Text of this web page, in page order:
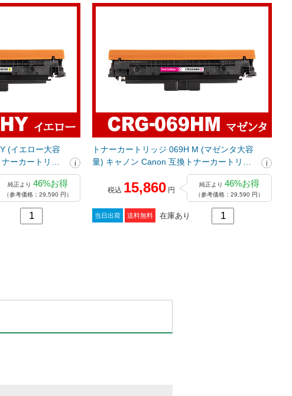
(イエロー大容
ーカートリッ
純正より 46%お得
（参考価格：29,590 円）
トナーカートリッジ 069H M (マゼンタ大容
量) キャノン Canon 互換トナーカートリッ
税込 15,860 円
純正より 46%お得
（参考価格：29,590 円）
当日出荷 送料無料 在庫あり